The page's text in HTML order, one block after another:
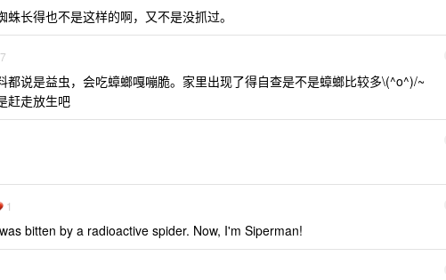
长得也不是这样的啊，又不是没抓过。
7
都说是益虫，会吃蟑螂嘎嘣脆。家里出现了得自查是不是蟑螂比较多\(^o^)/~
赶走放生吧
1
bitten by a radioactive spider. Now, I'm Siperman!